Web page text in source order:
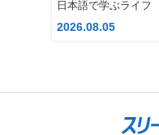
日本語で学ぶライフ
2026.08.05